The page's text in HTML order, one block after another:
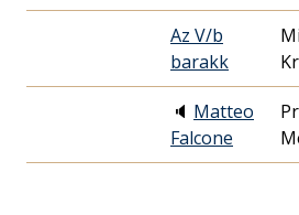
Az V/b
barakk
🔈 Matteo
Falcone